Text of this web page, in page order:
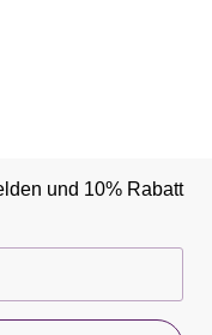
und 10% Rabatt